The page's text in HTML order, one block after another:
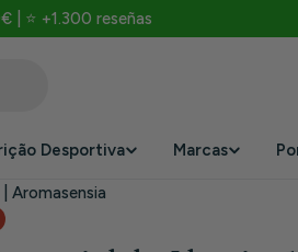
| ⭐ +1.300 reseñas
Desportiva Marcas
Aromasensia